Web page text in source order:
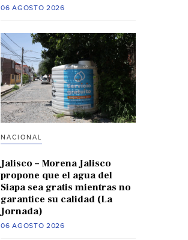
06 AGOSTO 2026
NACIONAL
Jalisco – Morena Jalisco
propone que el agua del
Siapa sea gratis mientras no
garantice su calidad (La
Jornada)
06 AGOSTO 2026